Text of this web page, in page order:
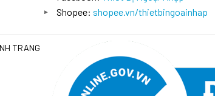
Shopee: shopee.vn/thietbingoainhap
TRANG